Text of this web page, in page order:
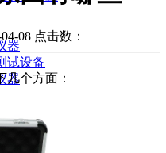
器
试设备
器
08 点击数：
个方面：